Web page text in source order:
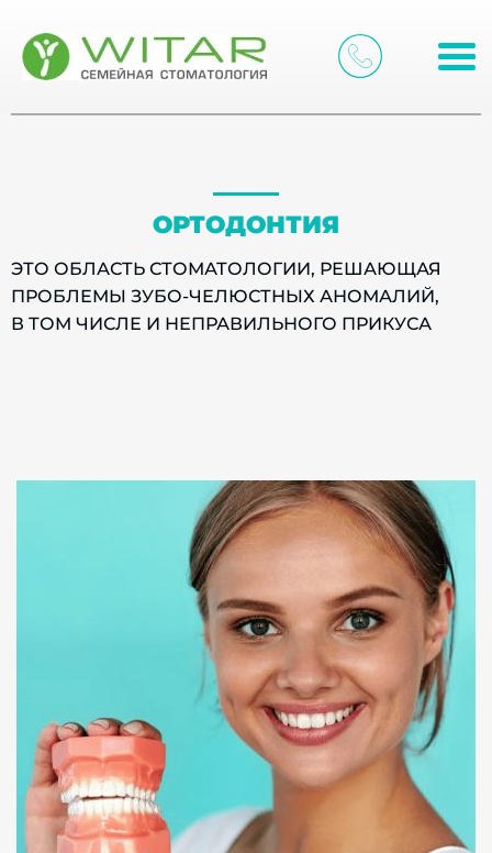
ОРТОДОНТИЯ
ЭТО ОБЛАСТЬ СТОМАТОЛОГИИ, РЕШАЮЩАЯ
ПРОБЛЕМЫ ЗУБО-ЧЕЛЮСТНЫХ АНОМАЛИЙ,
В ТОМ ЧИСЛЕ И НЕПРАВИЛЬНОГО ПРИКУСА